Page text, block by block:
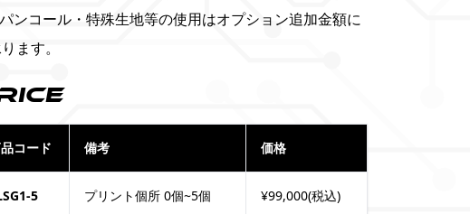
ンコール・特殊生地等の使用はオプション追加金額に
ます。
コード 備考 価格
5 プリント個所 0個~5個 ¥99,000(税込)